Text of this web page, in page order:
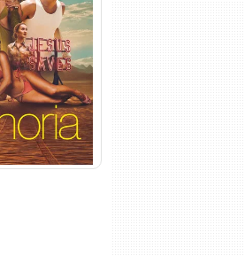
Temporada
WEB-DL 1080p